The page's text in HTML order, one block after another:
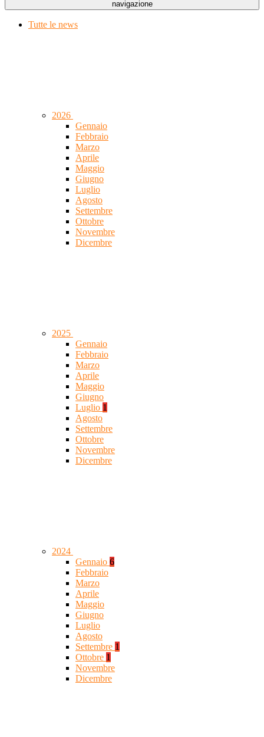
navigazione
Tutte le news
2026
Gennaio
Febbraio
Marzo
Aprile
Maggio
Giugno
Luglio
Agosto
Settembre
Ottobre
Novembre
Dicembre
2025
Gennaio
Febbraio
Marzo
Aprile
Maggio
Giugno
Luglio 1
Agosto
Settembre
Ottobre
Novembre
Dicembre
2024
Gennaio 6
Febbraio
Marzo
Aprile
Maggio
Giugno
Luglio
Agosto
Settembre 1
Ottobre 1
Novembre
Dicembre